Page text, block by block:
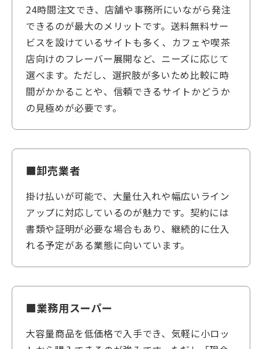
24時間注文でき、店舗や事務所にいながら発注
できるのが最大のメリットです。送料無料サー
ビスを設けているサイトも多く、カフェや喫茶
店向けのフレーバー展開など、ニーズに応じて
選べます。ただし、選択肢が多いため比較に時
間がかかることや、信頼できるサイトかどうか
の見極めが必要です。
■卸売業者
掛け払いが可能で、大量仕入れや幅広いライン
アップに対応しているのが魅力です。契約には
書類や証明が必要な場合もあり、継続的に仕入
れる予定がある業態に向いています。
■業務用スーパー
大容量商品を低価格で入手でき、気軽に小ロッ